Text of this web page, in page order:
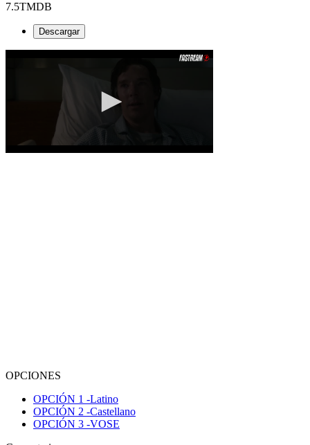
7.5TMDB
Descargar
OPCIONES
OPCIÓN 1 -Latino
OPCIÓN 2 -Castellano
OPCIÓN 3 -VOSE